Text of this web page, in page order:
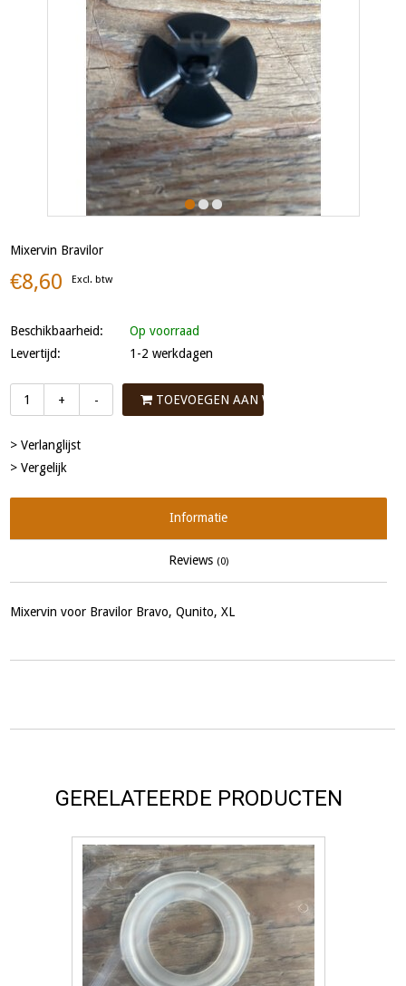
Mixervin Bravilor
€8,60 Excl. btw
Beschikbaarheid:
Op voorraad
Levertijd:
1-2 werkdagen
+ - TOEVOEGEN AAN WINKELWAGEN
> Verlanglijst
> Vergelijk
Informatie
Reviews (0)
Mixervin voor Bravilor Bravo, Qunito, XL
GERELATEERDE PRODUCTEN